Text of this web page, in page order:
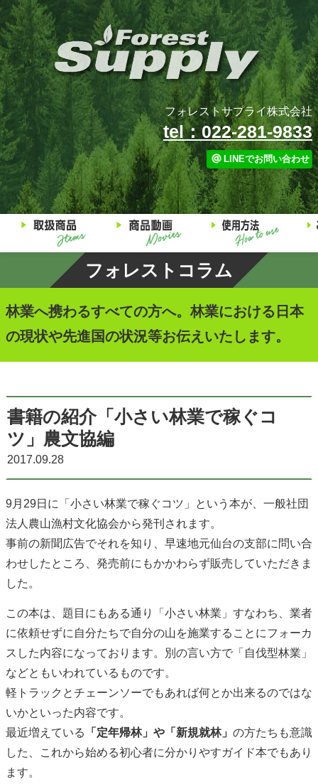
フォレストサプライ株式会社
tel：022-281-9833
LINEでお問い合わせ
フォレストコラム
林業へ携わるすべての方へ。林業における日本
の現状や先進国の状況等お伝えいたします。
書籍の紹介「小さい林業で稼ぐコ
ツ」農文協編
2017.09.28
9月29日に「小さい林業で稼ぐコツ」という本が、一般社団
法人農山漁村文化協会から発刊されます。
事前の新聞広告でそれを知り、早速地元仙台の支部に問い合
わせしたところ、発売前にもかかわらず販売していただきま
した。
この本は、題目にもある通り「小さい林業」すなわち、業者
に依頼せずに自分たちで自分の山を施業することにフォーカ
スした内容になっております。別の言い方で「自伐型林業」
などともいわれているものです。
軽トラックとチェーンソーでもあれば何とか出来るのではな
いかといった内容です。
最近増えている
「定年帰林」や「新規就林」 の方たちも意識
した、これから始める初心者に分かりやすガイド本でもあり
ます。